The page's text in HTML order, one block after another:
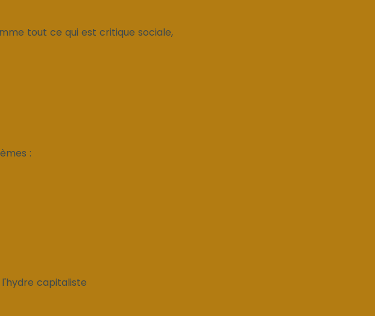
tout ce qui est critique sociale,
:
l'hydre capitaliste